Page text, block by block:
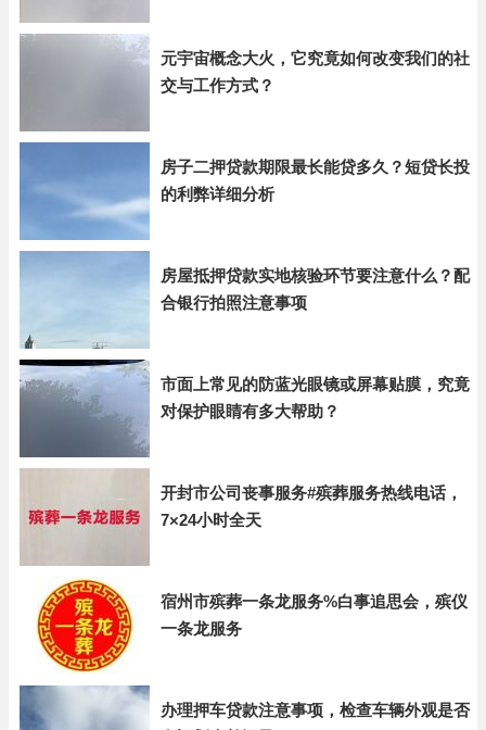
元宇宙概念大火，它究竟如何改变我们的社
交与工作方式？
房子二押贷款期限最长能贷多久？短贷长投
的利弊详细分析
房屋抵押贷款实地核验环节要注意什么？配
合银行拍照注意事项
市面上常见的防蓝光眼镜或屏幕贴膜，究竟
对保护眼睛有多大帮助？
开封市公司丧事服务#殡葬服务热线电话，
7×24小时全天
宿州市殡葬一条龙服务%白事追思会，殡仪
一条龙服务
办理押车贷款注意事项，检查车辆外观是否